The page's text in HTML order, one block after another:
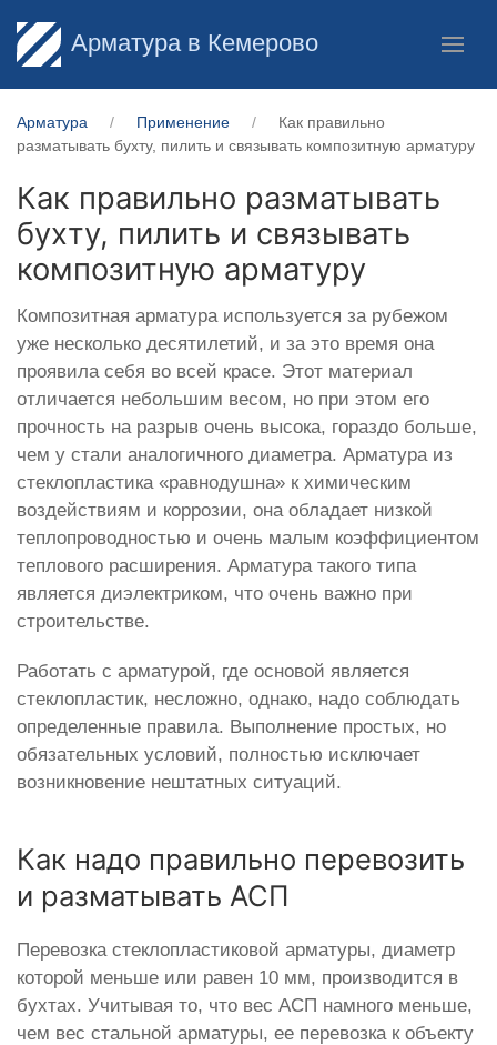
Арматура в Кемерово
Арматура Применение
Как правильно
разматывать бухту, пилить и связывать композитную арматуру
Как правильно разматывать
бухту, пилить и связывать
композитную арматуру
Композитная арматура используется за рубежом
уже несколько десятилетий, и за это время она
проявила себя во всей красе. Этот материал
отличается небольшим весом, но при этом его
прочность на разрыв очень высока, гораздо больше,
чем у стали аналогичного диаметра. Арматура из
стеклопластика «равнодушна» к химическим
воздействиям и коррозии, она обладает низкой
теплопроводностью и очень малым коэффициентом
теплового расширения. Арматура такого типа
является диэлектриком, что очень важно при
строительстве.
Работать с арматурой, где основой является
стеклопластик, несложно, однако, надо соблюдать
определенные правила. Выполнение простых, но
обязательных условий, полностью исключает
возникновение нештатных ситуаций.
Как надо правильно перевозить
и разматывать АСП
Перевозка стеклопластиковой арматуры, диаметр
которой меньше или равен 10 мм, производится в
бухтах. Учитывая то, что вес АСП намного меньше,
чем вес стальной арматуры, ее перевозка к объекту